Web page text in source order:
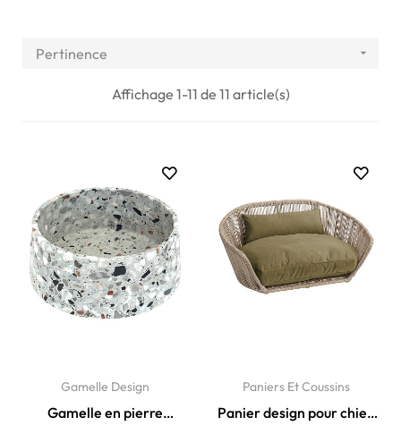
Pertinence 
Affichage 1-11 de 11 article(s)
Gamelle Design
Gamelle en pierre
Paniers Et Coussins
Panier design pour chien